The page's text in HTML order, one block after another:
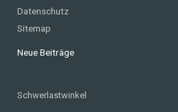
Datenschutz
Sitemap
Neue Beiträge
Schwerlastwinkel